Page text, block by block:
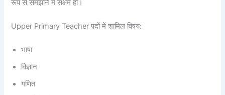
रूप से समझाने में सक्षम हों।
Upper Primary Teacher पदों में शामिल विषय:
भाषा
विज्ञान
गणित